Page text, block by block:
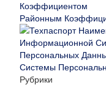
Районным
Системы
Рубрики